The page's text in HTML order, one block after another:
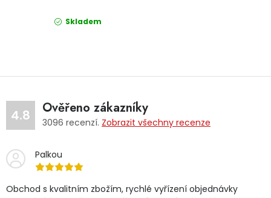
Skladem
4.8 Ověřeno zákazníky
3096 recenzí. Zobrazit všechny recenze
Palkou
Obchod s kvalitním zbožím, rychlé vyřízení objednávky